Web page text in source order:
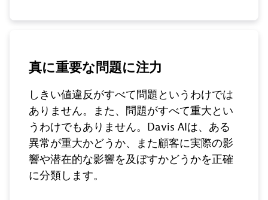
真に重要な問題に注力
しきい値違反がすべて問題というわけでは
ありません。また、問題がすべて重大とい
うわけでもありません。Davis AIは、ある
異常が重大かどうか、また顧客に実際の影
響や潜在的な影響を及ぼすかどうかを正確
に分類します。